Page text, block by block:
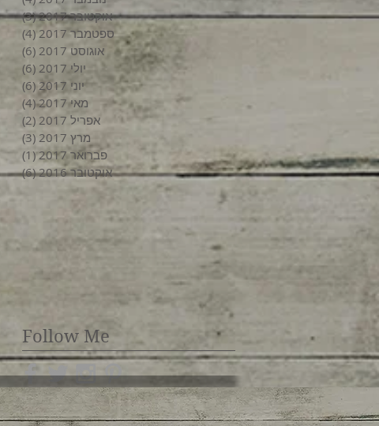
אוקטובר 2017
(3)
3 פוסטים
ספטמבר 2017
(4)
אוגוסט 2017
(6)
יולי 2017
(6)
יוני 2017
(6)
6 פוסטים
מאי 2017
(4)
אפריל 2017
(2)
מרץ 2017
(3)
פברואר 2017
(1)
פוסט 1
אוקטובר 2016
(6) 6 פוסטים
Follow Me